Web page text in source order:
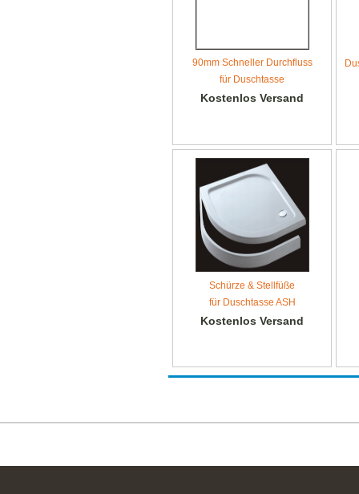
90mm Schneller Durchfluss
für Duschtasse
Kostenlos Versand
Schürze & Stellfüße
für Duschtasse ASH
Kostenlos Versand